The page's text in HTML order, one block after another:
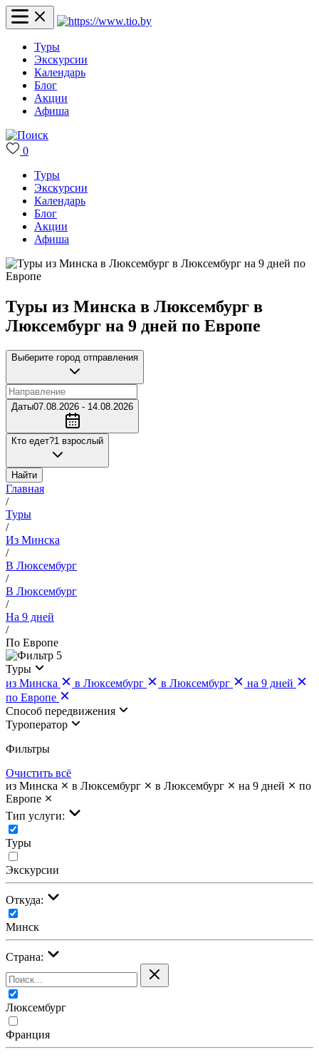
Туры
Экскурсии
Календарь
Блог
Акции
Афиша
0
Туры
Экскурсии
Календарь
Блог
Акции
Афиша
Туры из Минска в Люксембург в
Люксембург на 9 дней по Европе
Выберите город отправления
Даты07.08.2026 - 14.08.2026
Кто едет?1 взрослый
Найти
Главная
/
Туры
/
Из Минска
/
В Люксембург
/
В Люксембург
/
На 9 дней
/
По Европе
5
Туры
из Минска
в Люксембург в Люксембург
на 9 дней
по Европе
Cпособ передвижения
Туроператор
Фильтры
Очистить всё
из Минска
в Люксембург в Люксембург на 9 дней
по
Европе
Тип услуги:
Туры
Экскурсии
Откуда:
Минск
Страна:
Люксембург
Франция